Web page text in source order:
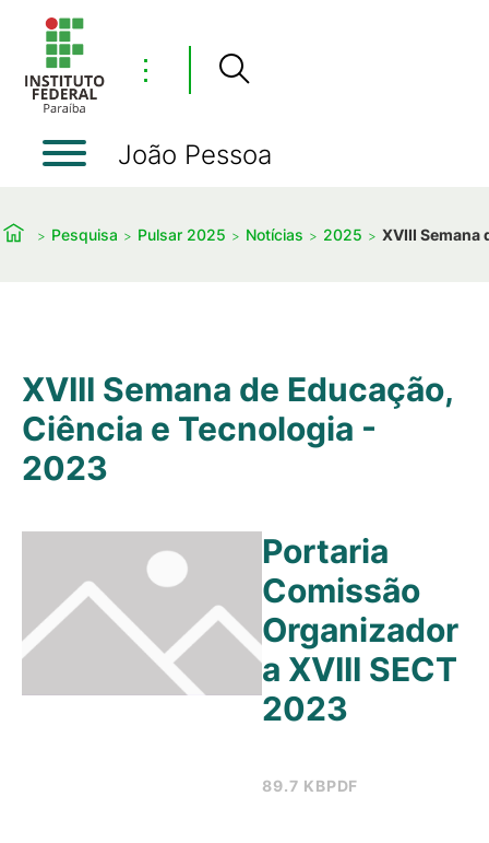
⋮
João Pessoa
Pesquisa Pulsar 2025 Notícias 2025 XVIII Semana
XVIII Semana de Educação,
Ciência e Tecnologia -
2023
89.7 KBPDF
Portaria
Comissão
Organizador
a XVIII SECT
2023